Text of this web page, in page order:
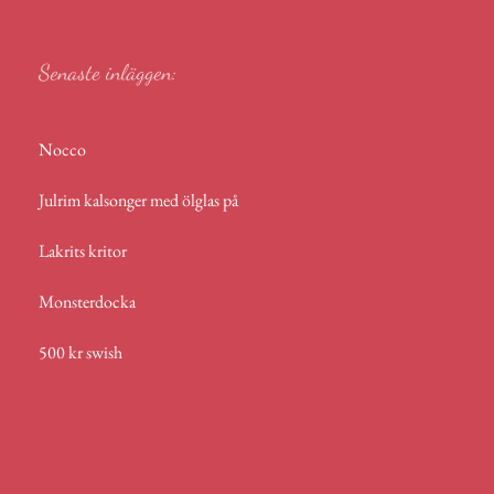
Senaste inläggen:
Nocco
Julrim kalsonger med ölglas på
Lakrits kritor
Monsterdocka
500 kr swish